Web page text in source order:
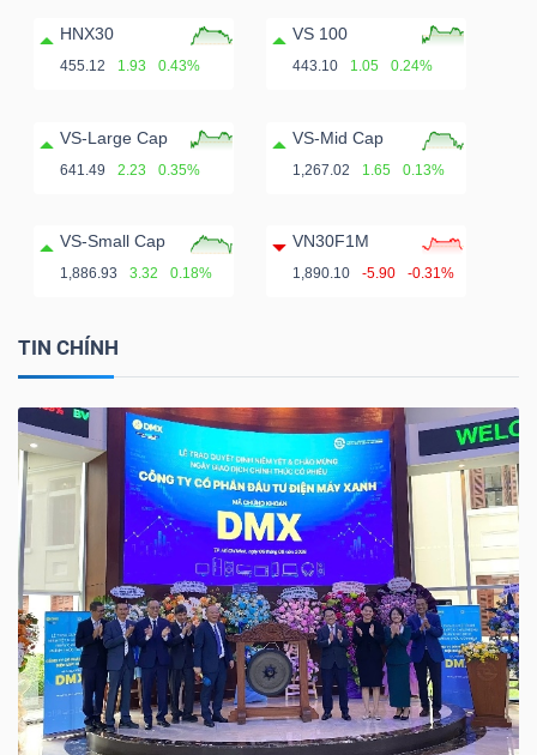
HNX30
455.12 1.93 0.43%
VS 100
443.10 1.05 0.24%
VS-Large Cap
641.49 2.23 0.35%
VS-Mid Cap
1,267.02 1.65 0.13%
VS-Small Cap
1,886.93 3.32 0.18%
VN30F1M
1,890.10 -5.90 -0.31%
TIN CHÍNH